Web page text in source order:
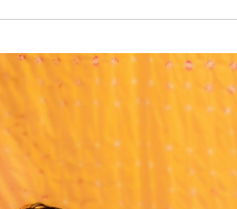
In dit artikel worden aan